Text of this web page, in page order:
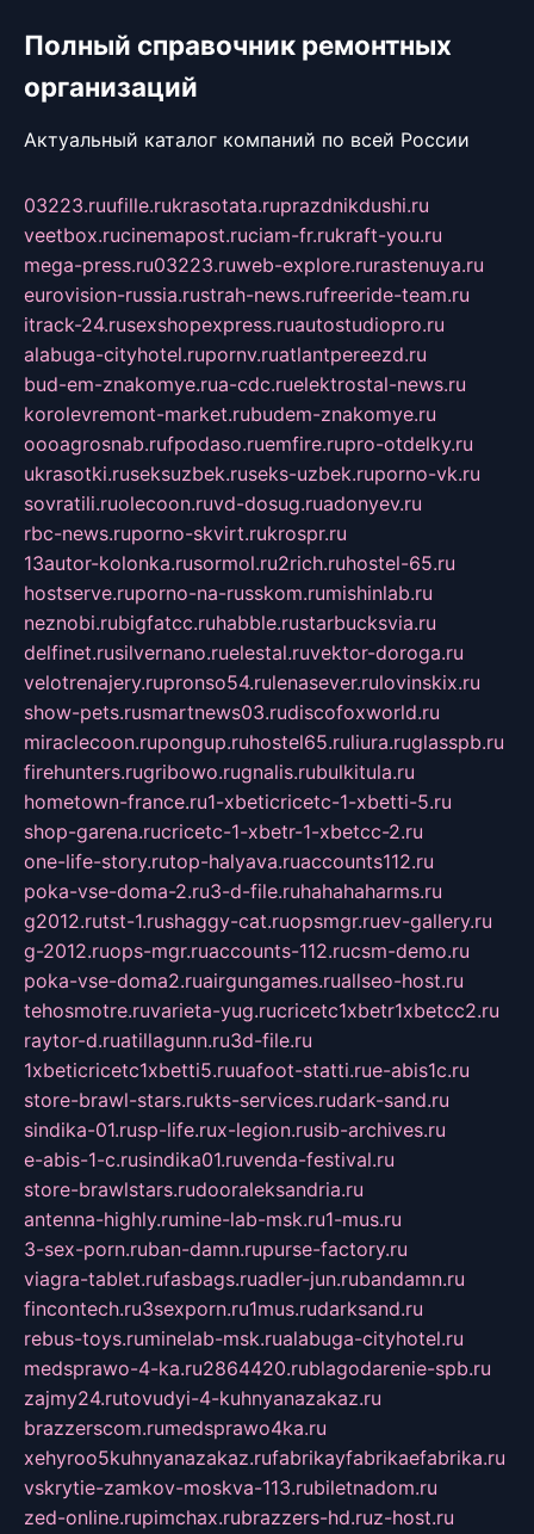
Полный справочник ремонтных
организаций
Актуальный каталог компаний по всей России
03223.ruufille.rukrasotata.ruprazdnikdushi.ru
veetbox.rucinemapost.ruciam-fr.rukraft-you.ru
mega-press.ru03223.ruweb-explore.rurastenuya.ru
eurovision-russia.rustrah-news.rufreeride-team.ru
itrack-24.rusexshopexpress.ruautostudiopro.ru
alabuga-cityhotel.rupornv.ruatlantpereezd.ru
bud-em-znakomye.rua-cdc.ruelektrostal-news.ru
korolevremont-market.rubudem-znakomye.ru
oooagrosnab.rufpodaso.ruemfire.rupro-otdelky.ru
ukrasotki.ruseksuzbek.ruseks-uzbek.ruporno-vk.ru
sovratili.ruolecoon.ruvd-dosug.ruadonyev.ru
rbc-news.ruporno-skvirt.rukrospr.ru
13autor-kolonka.rusormol.ru2rich.ruhostel-65.ru
hostserve.ruporno-na-russkom.rumishinlab.ru
neznobi.rubigfatcc.ruhabble.rustarbucksvia.ru
delfinet.rusilvernano.ruelestal.ruvektor-doroga.ru
velotrenajery.rupronso54.rulenasever.rulovinskix.ru
show-pets.rusmartnews03.rudiscofoxworld.ru
miraclecoon.rupongup.ruhostel65.ruliura.ruglasspb.ru
firehunters.rugribowo.rugnalis.rubulkitula.ru
hometown-france.ru1-xbeticricetc-1-xbetti-5.ru
shop-garena.rucricetc-1-xbetr-1-xbetcc-2.ru
one-life-story.rutop-halyava.ruaccounts112.ru
poka-vse-doma-2.ru3-d-file.ruhahahaharms.ru
g2012.rutst-1.rushaggy-cat.ruopsmgr.ruev-gallery.ru
g-2012.ruops-mgr.ruaccounts-112.rucsm-demo.ru
poka-vse-doma2.ruairgungames.ruallseo-host.ru
tehosmotre.ruvarieta-yug.rucricetc1xbetr1xbetcc2.ru
raytor-d.ruatillagunn.ru3d-file.ru
1xbeticricetc1xbetti5.ruuafoot-statti.rue-abis1c.ru
store-brawl-stars.rukts-services.rudark-sand.ru
sindika-01.rusp-life.rux-legion.rusib-archives.ru
e-abis-1-c.rusindika01.ruvenda-festival.ru
store-brawlstars.rudooraleksandria.ru
antenna-highly.rumine-lab-msk.ru1-mus.ru
3-sex-porn.ruban-damn.rupurse-factory.ru
viagra-tablet.rufasbags.ruadler-jun.rubandamn.ru
fincontech.ru3sexporn.ru1mus.rudarksand.ru
rebus-toys.ruminelab-msk.rualabuga-cityhotel.ru
medsprawo-4-ka.ru2864420.rublagodarenie-spb.ru
zajmy24.rutovudyi-4-kuhnyanazakaz.ru
brazzerscom.rumedsprawo4ka.ru
xehyroo5kuhnyanazakaz.rufabrikayfabrikaefabrika.ru
vskrytie-zamkov-moskva-113.rubiletnadom.ru
zed-online.rupimchax.rubrazzers-hd.ruz-host.ru